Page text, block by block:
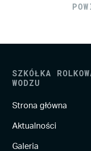
SZKÓŁKA
WODZU
Strona główna
Aktualności
Galeria